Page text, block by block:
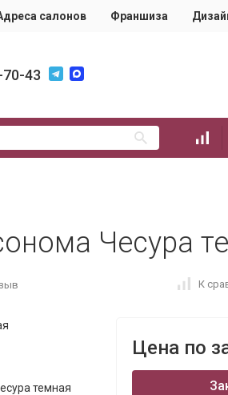
салонов Франшиза
70-43
Чесура
К
темная
Цена по